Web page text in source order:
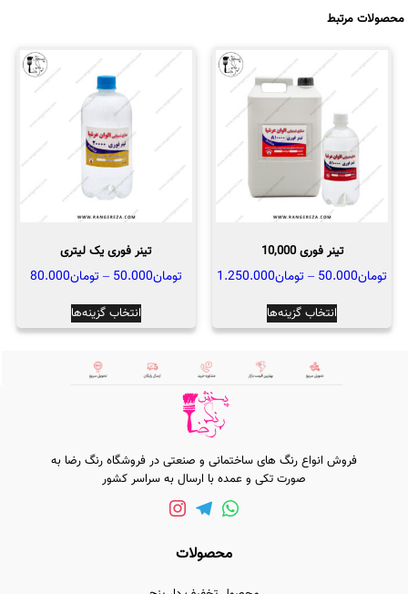
محصولات مرتبط
تینر فوری 10,000
تومان50.000
– تومان1.250.000محدوده
تا
انتخاب گزینه‌هااین
محصول
انواع
مختلفی
گزینه
ها
ممکن
تینر فوری یک لیتری
تومان50.000
– تومان80.000
تا
انتخاب گزینه‌هااین
محصول
گزینه
فروش انواع رنگ های ساختمانی و صنعتی در فروشگاه رنگ رضا به
صورت تکی و عمده با ارسال به سراسر کشور
محصولات